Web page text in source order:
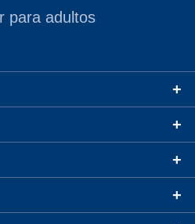
para adultos
+
+
+
+